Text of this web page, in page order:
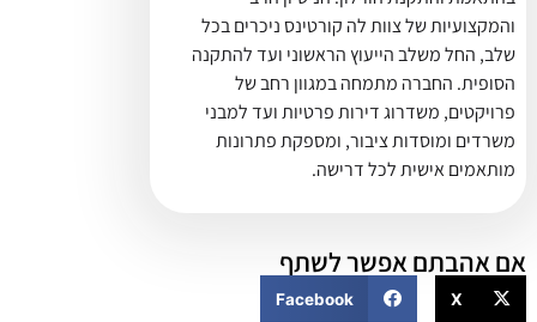
והמקצועיות של צוות לה קורטינס ניכרים בכל
שלב, החל משלב הייעוץ הראשוני ועד להתקנה
הסופית. החברה מתמחה במגוון רחב של
פרויקטים, משדרוג דירות פרטיות ועד למבני
משרדים ומוסדות ציבור, ומספקת פתרונות
מותאמים אישית לכל דרישה.
אם אהבתם אפשר לשתף
X
Facebook